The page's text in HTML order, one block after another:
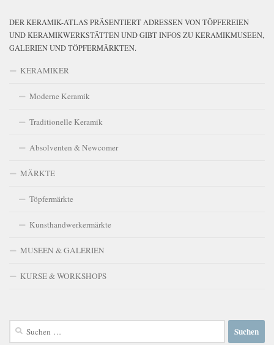
DER KERAMIK-ATLAS PRÄSENTIERT ADRESSEN VON TÖPFEREIEN
UND KERAMIKWERKSTÄTTEN UND GIBT INFOS ZU KERAMIKMUSEEN,
GALERIEN UND TÖPFERMÄRKTEN.
KERAMIKER
Moderne Keramik
Traditionelle Keramik
Absolventen & Newcomer
MÄRKTE
Töpfermärkte
Kunsthandwerkermärkte
MUSEEN & GALERIEN
KURSE & WORKSHOPS
Suchen